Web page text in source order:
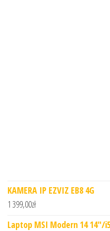
KAMERA IP EZVIZ EB8 4G
1 399,00zł
Laptop MSI Modern 14 14"/